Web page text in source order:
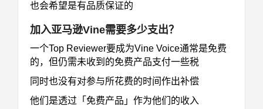
也会希望是有品质保证的
加入亚马逊Vine需要多少支出？
一个Top Reviewer要成为Vine Voice通常是免费
的，但仍需未收到的免费产品支付一些税
同时也没有对参与所花费的时间作出补偿
他们是透过「免费产品」作为他们的收入